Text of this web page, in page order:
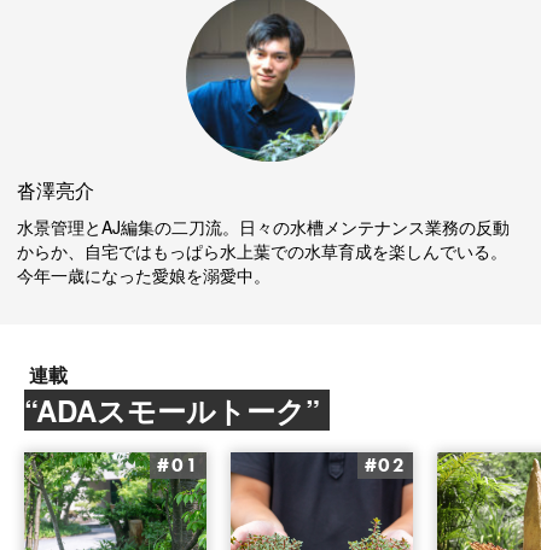
沓澤亮介
水景管理とAJ編集の二刀流。日々の水槽メンテナンス業務の反動
からか、自宅ではもっぱら水上葉での水草育成を楽しんでいる。
今年一歳になった愛娘を溺愛中。
連載
“ADAスモールトーク”
#01 #02